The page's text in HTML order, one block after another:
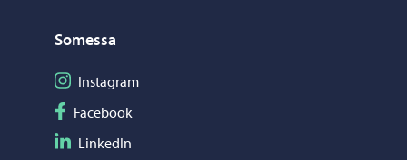
Somessa
Seuraa Instagram
Instagram
Seuraa Facebook
Facebook
Seuraa LinkedIn
LinkedIn